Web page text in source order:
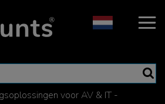
voor AV & IT -